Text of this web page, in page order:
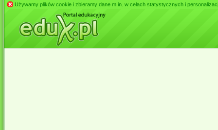
Używamy plików cookie i zbieramy dane m.in. w celach statystycznych i